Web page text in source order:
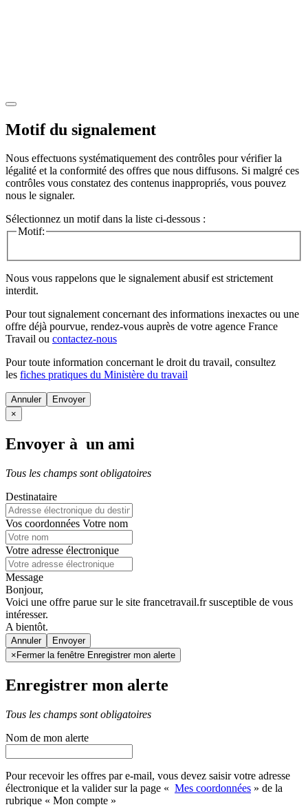
Motif du signalement
Nous effectuons systématiquement des contrôles pour vérifier la
légalité et la conformité des offres que nous diffusons. Si malgré ces
contrôles vous constatez des contenus inappropriés, vous pouvez
nous le signaler.
Sélectionnez un motif dans la liste ci-dessous :
Motif:
Nous vous rappelons que le signalement abusif est strictement
interdit.
Pour tout signalement concernant des informations inexactes ou une
offre déjà pourvue, rendez-vous auprès de votre agence France
Travail ou contactez-nous
Pour toute information concernant le droit du travail, consultez
les fiches pratiques du Ministère du travail
Annuler
×
Envoyer à un ami
Tous les champs sont obligatoires
Destinataire
Vos coordonnées Votre nom
Votre adresse électronique
Message
Bonjour,
Voici une offre parue sur le site francetravail.fr susceptible de vous
intéresser.
A bientôt.
Annuler
× Fermer la fenêtre Enregistrer mon alerte
Enregistrer mon alerte
Tous les champs sont obligatoires
Nom de mon alerte
Pour recevoir les offres par e-mail, vous devez saisir votre adresse
électronique et la valider sur la page « Mes coordonnées » de la
rubrique « Mon compte »